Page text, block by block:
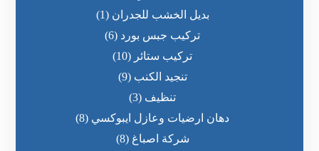
بديل الخشب للجدران (1)
تركيب جبس بورد (6)
تركيب ستائر (10)
تنجيد الكنب (9)
تنظيف (3)
دهان ارضيات وعازل ايبوكسي (8)
شركة اصباغ (8)